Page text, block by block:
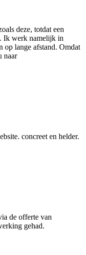
deze, totdat een
Ik werk namelijk in
op lange afstand. Omdat
naar
concreet en helder.
de offerte van
gehad.